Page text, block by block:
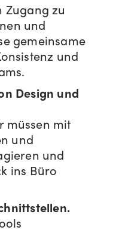
Zugang zu
und
gemeinsame
und
Design und
müssen mit
und
und
ins Büro